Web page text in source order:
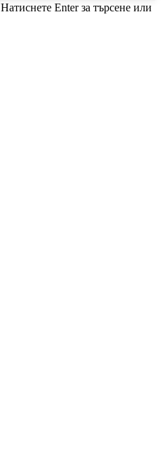
Натиснете Enter за търсене или